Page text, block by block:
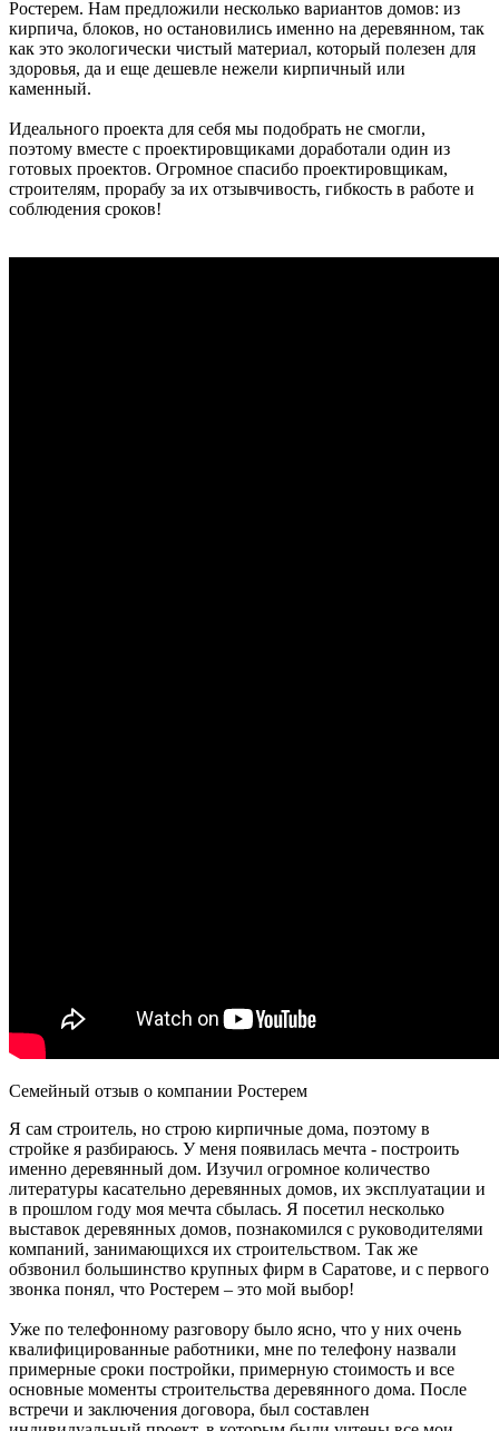
Ростерем. Нам предложили несколько вариантов домов: из
кирпича, блоков, но остановились именно на деревянном, так
как это экологически чистый материал, который полезен для
здоровья, да и еще дешевле нежели кирпичный или
каменный.
Идеального проекта для себя мы подобрать не смогли,
поэтому вместе с проектировщиками доработали один из
готовых проектов. Огромное спасибо проектировщикам,
строителям, прорабу за их отзывчивость, гибкость в работе и
соблюдения сроков!
Семейный отзыв о компании Ростерем
Я сам строитель, но строю кирпичные дома, поэтому в
стройке я разбираюсь. У меня появилась мечта - построить
именно деревянный дом. Изучил огромное количество
литературы касательно деревянных домов, их эксплуатации и
в прошлом году моя мечта сбылась. Я посетил несколько
выставок деревянных домов, познакомился с руководителями
компаний, занимающихся их строительством. Так же
обзвонил большинство крупных фирм в Саратове, и с первого
звонка понял, что Ростерем – это мой выбор!
Уже по телефонному разговору было ясно, что у них очень
квалифицированные работники, мне по телефону назвали
примерные сроки постройки, примерную стоимость и все
основные моменты строительства деревянного дома. После
встречи и заключения договора, был составлен